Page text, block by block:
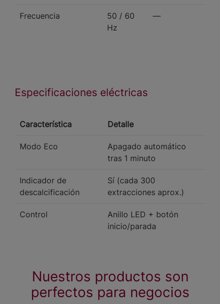
Frecuencia
50 / 60
Hz
—
Especificaciones eléctricas
Característica Detalle
Modo Eco
Apagado automático
tras 1 minuto
Indicador de
descalcificación
Sí (cada 300
extracciones aprox.)
Control
Anillo LED + botón
inicio/parada
Nuestros productos son
perfectos para negocios